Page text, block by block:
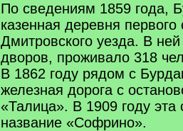
По сведениям 1859 года,
казенная деревня первого
Дмитровского уезда. В
дворов, проживало 318
В 1862 году рядом с
железная дорога с
«Талица». В 1909 году эта
название «Софрино».